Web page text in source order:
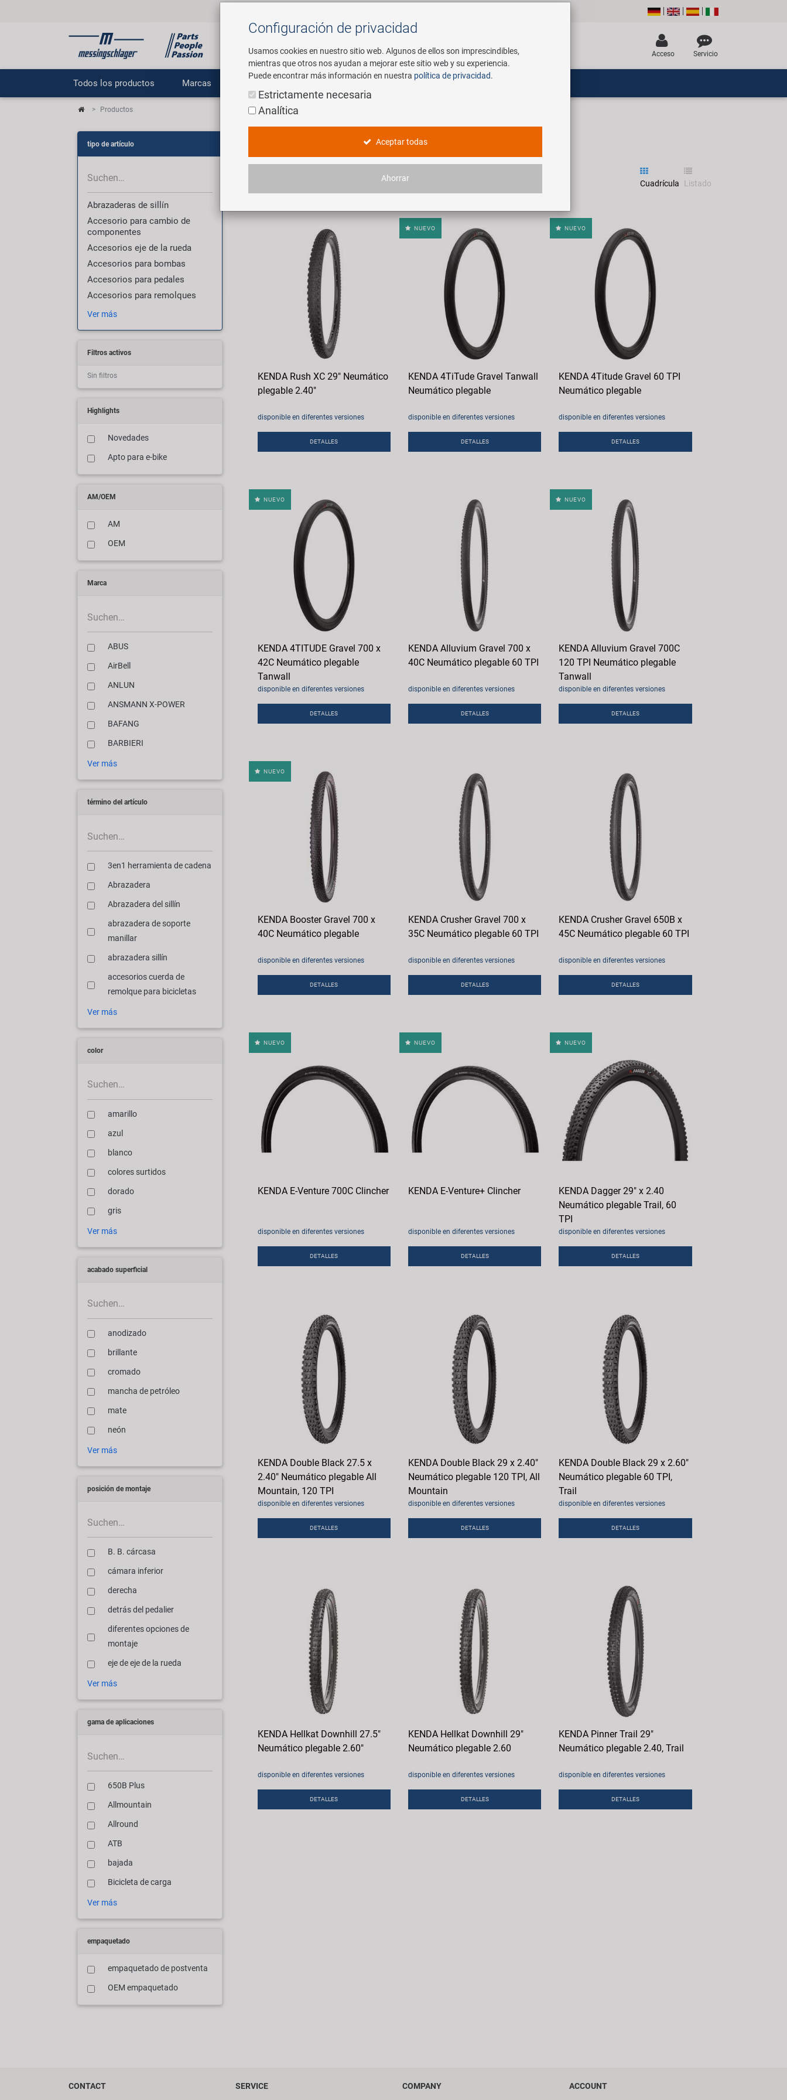
Buscar
Acceso Servicio
Todos los productos Marcas Servicio
Productos
tipo de artículo
Abrazaderas de sillín
Accesorio para cambio de
componentes
Accesorios eje de la rueda
Accesorios para bombas
Accesorios para pedales
Accesorios para remolques
Ver más
Filtros activos
Sin filtros
Highlights
Novedades
Apto para e-bike
AM/OEM
AM
OEM
Marca
ABUS
AirBell
ANLUN
ANSMANN X-POWER
BAFANG
BARBIERI
Ver más
término del artículo
3en1 herramienta de cadena
Abrazadera
Abrazadera del sillín
abrazadera de soporte
manillar
abrazadera sillín
accesorios cuerda de
remolque para bicicletas
Ver más
color
amarillo
azul
blanco
colores surtidos
dorado
gris
Ver más
acabado superficial
anodizado
brillante
cromado
mancha de petróleo
mate
neón
Ver más
posición de montaje
B. B. cárcasa
cámara inferior
derecha
detrás del pedalier
diferentes opciones de
montaje
eje de eje de la rueda
Ver más
gama de aplicaciones
650B Plus
Allmountain
Allround
ATB
bajada
Bicicleta de carga
Ver más
empaquetado
empaquetado de postventa
OEM empaquetado
Cuadrícula Listado
KENDA Rush XC 29" Neumático
plegable 2.40"
disponible en diferentes versiones
DETALLES
NUEVO
KENDA 4TiTude Gravel Tanwall
Neumático plegable
disponible en diferentes versiones
DETALLES
NUEVO
KENDA 4Titude Gravel 60 TPI
Neumático plegable
disponible en diferentes versiones
DETALLES
NUEVO
KENDA 4TITUDE Gravel 700 x
42C Neumático plegable
Tanwall
disponible en diferentes versiones
DETALLES
KENDA Alluvium Gravel 700 x
40C Neumático plegable 60 TPI
disponible en diferentes versiones
DETALLES
NUEVO
KENDA Alluvium Gravel 700C
120 TPI Neumático plegable
Tanwall
disponible en diferentes versiones
DETALLES
NUEVO
KENDA Booster Gravel 700 x
40C Neumático plegable
disponible en diferentes versiones
DETALLES
KENDA Crusher Gravel 700 x
35C Neumático plegable 60 TPI
disponible en diferentes versiones
DETALLES
KENDA Crusher Gravel 650B x
45C Neumático plegable 60 TPI
disponible en diferentes versiones
DETALLES
NUEVO
KENDA E-Venture 700C Clincher
disponible en diferentes versiones
DETALLES
NUEVO
KENDA E-Venture+ Clincher
disponible en diferentes versiones
DETALLES
NUEVO
KENDA Dagger 29" x 2.40
Neumático plegable Trail, 60
TPI
disponible en diferentes versiones
DETALLES
KENDA Double Black 27.5 x
2.40" Neumático plegable All
Mountain, 120 TPI
disponible en diferentes versiones
DETALLES
KENDA Double Black 29 x 2.40"
Neumático plegable 120 TPI, All
Mountain
disponible en diferentes versiones
DETALLES
KENDA Double Black 29 x 2.60"
Neumático plegable 60 TPI,
Trail
disponible en diferentes versiones
DETALLES
KENDA Hellkat Downhill 27.5"
Neumático plegable 2.60"
disponible en diferentes versiones
DETALLES
KENDA Hellkat Downhill 29"
Neumático plegable 2.60
disponible en diferentes versiones
DETALLES
KENDA Pinner Trail 29"
Neumático plegable 2.40, Trail
disponible en diferentes versiones
DETALLES
CONTACT SERVICE COMPANY ACCOUNT
Configuración de privacidad
Usamos cookies en nuestro sitio web. Algunos de ellos son imprescindibles,
mientras que otros nos ayudan a mejorar este sitio web y su experiencia.
Puede encontrar más información en nuestra política de privacidad.
Estrictamente necesaria
Analítica
Aceptar todas
Ahorrar